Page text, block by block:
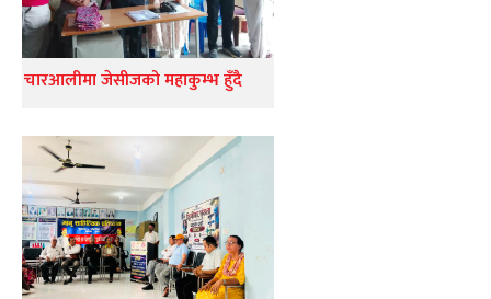
चारआलीमा जेसीजको महाकुम्भ हुँदै